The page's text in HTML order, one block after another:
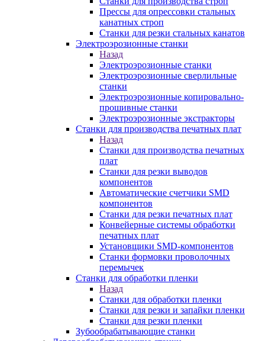
Прессы для опрессовки стальных
канатных строп
Станки для резки стальных канатов
Электроэрозионные станки
Назад
Электроэрозионные станки
Электроэрозионные сверлильные
станки
Электроэрозионные копировально-
прошивные станки
Электроэрозионные экстракторы
Станки для производства печатных плат
Назад
Станки для производства печатных
плат
Станки для резки выводов
компонентов
Автоматические счетчики SMD
компонентов
Станки для резки печатных плат
Конвейерные системы обработки
печатных плат
Установщики SMD-компонентов
Станки формовки проволочных
перемычек
Станки для обработки пленки
Назад
Станки для обработки пленки
Станки для резки и запайки пленки
Станки для резки пленки
Зубообрабатывающие станки